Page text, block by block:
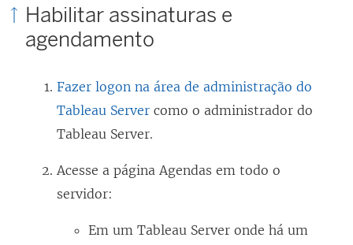
Habilitar assinaturas e
agendamento
Fazer logon na área de administração do
Tableau Server como o administrador do
Tableau Server.
Acesse a página Agendas em todo o
servidor:
Em um Tableau Server onde há um